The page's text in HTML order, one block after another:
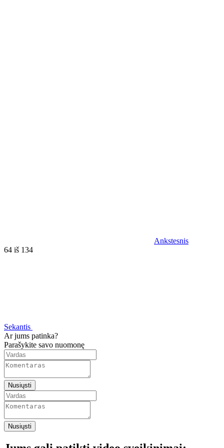
Ankstesnis
64 iš 134
Sekantis
Ar jums patinka?
Parašykite savo nuomonę
Nusiųsti
Nusiųsti